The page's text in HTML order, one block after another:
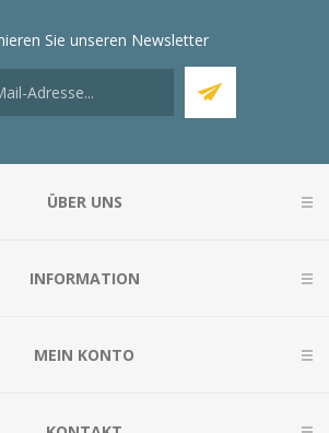
Sie unseren Newsletter
ÜBER UNS
INFORMATION
MEIN KONTO